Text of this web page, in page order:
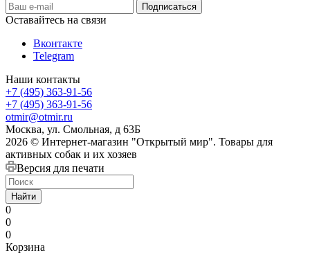
Оставайтесь на связи
Вконтакте
Telegram
Наши контакты
+7 (495) 363-91-56
+7 (495) 363-91-56
otmir@otmir.ru
Москва, ул. Смольная, д 63Б
2026 © Интернет-магазин "Открытый мир". Товары для
активных собак и их хозяев
Версия для печати
Найти
0
0
0
Корзина